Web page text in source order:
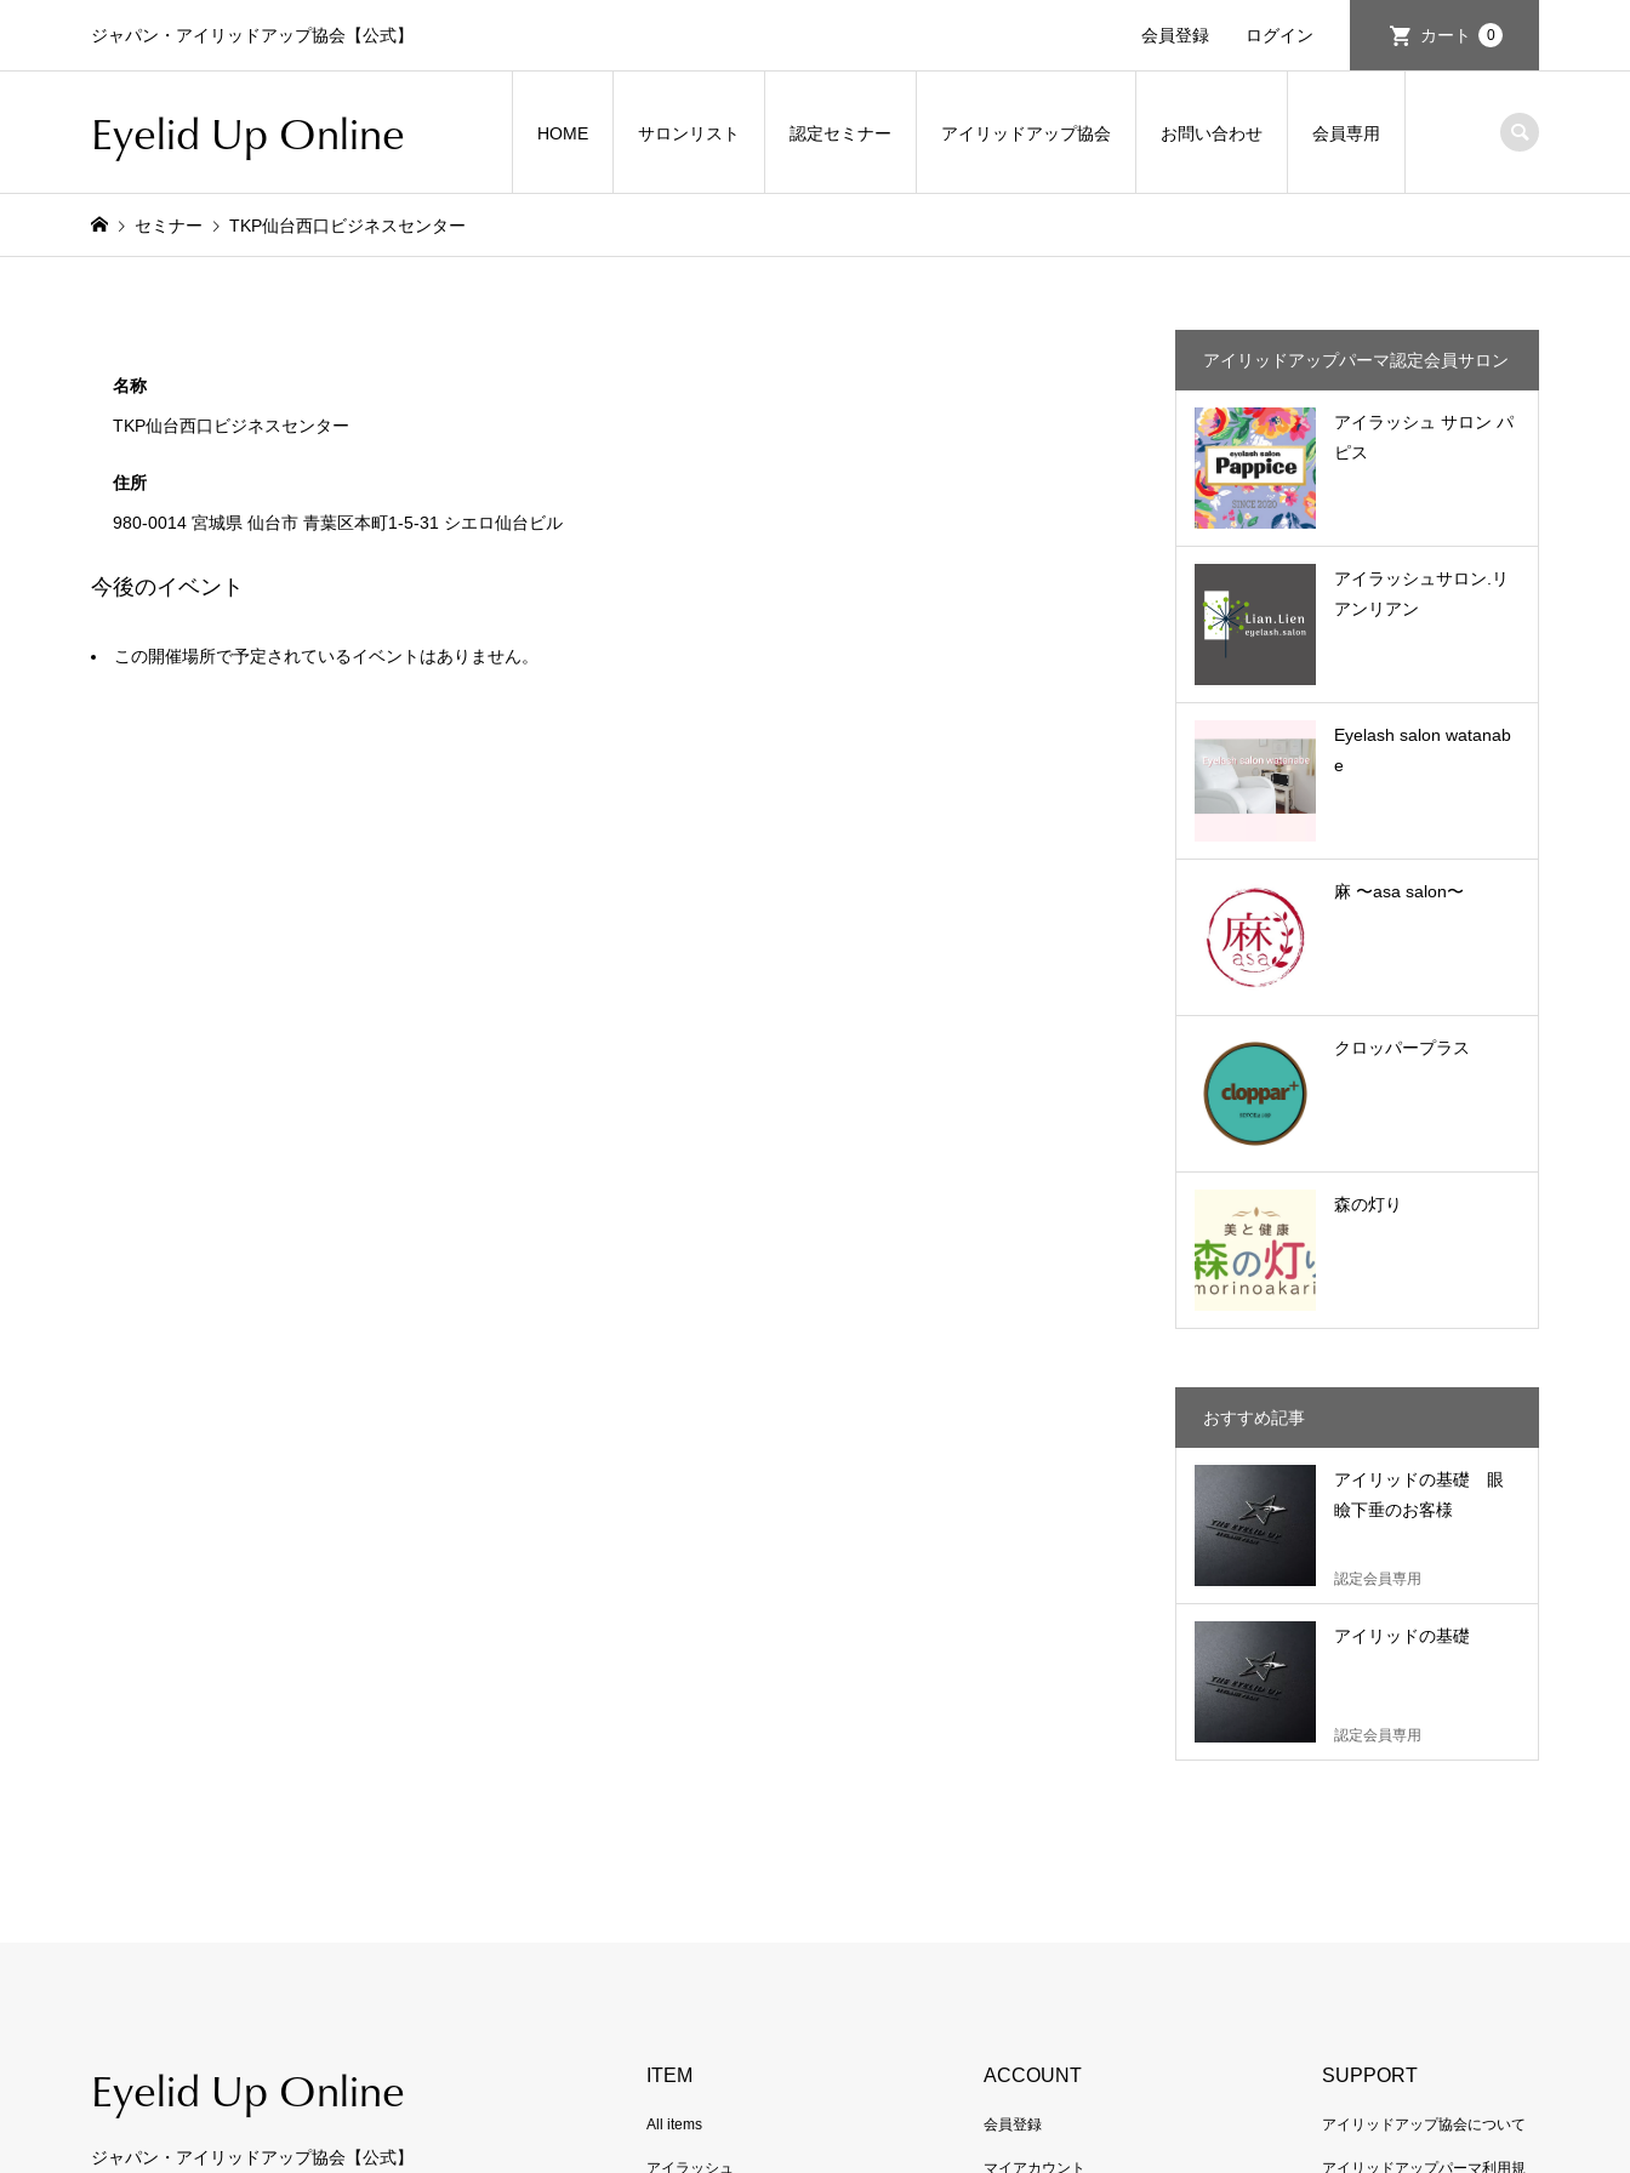
ジャパン・アイリッドアップ協会【公式】 会員登録 ログイン カート 0
Eyelid Up Online HOME サロンリスト 認定セミナー アイリッドアップ協会 お問い合わせ 会員専用
セミナー TKP仙台西口ビジネスセンター
名称
TKP仙台西口ビジネスセンター
住所
980-0014 宮城県 仙台市 青葉区本町1-5-31 シエロ仙台ビル
今後のイベント
この開催場所で予定されているイベントはありません。
アイリッドアップパーマ認定会員サロン
アイラッシュ サロン パ
ピス
アイラッシュサロン.リ
アンリアン
Eyelash salon watanab
e
麻 〜asa salon〜
クロッパープラス
森の灯り
おすすめ記事
アイリッドの基礎 眼
瞼下垂のお客様
認定会員専用
アイリッドの基礎
認定会員専用
Eyelid Up Online
ジャパン・アイリッドアップ協会【公式】
ITEM
All items
アイラッシュ
ACCOUNT
会員登録
マイアカウント
SUPPORT
アイリッドアップ協会について
アイリッドアップパーマ利用規